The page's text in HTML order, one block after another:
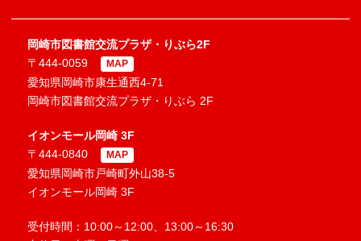
岡崎市図書館交流プラザ・りぶら2F
〒444-0059
MAP
愛知県岡崎市康生通西4-71
岡崎市図書館交流プラザ・りぶら 2F
イオンモール岡崎 3F
〒444-0840
MAP
愛知県岡崎市戸崎町外山38-5
イオンモール岡崎 3F
受付時間：10:00～12:00、13:00～16:30